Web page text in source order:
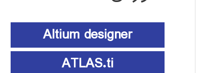
Altium designer
ATLAS.ti